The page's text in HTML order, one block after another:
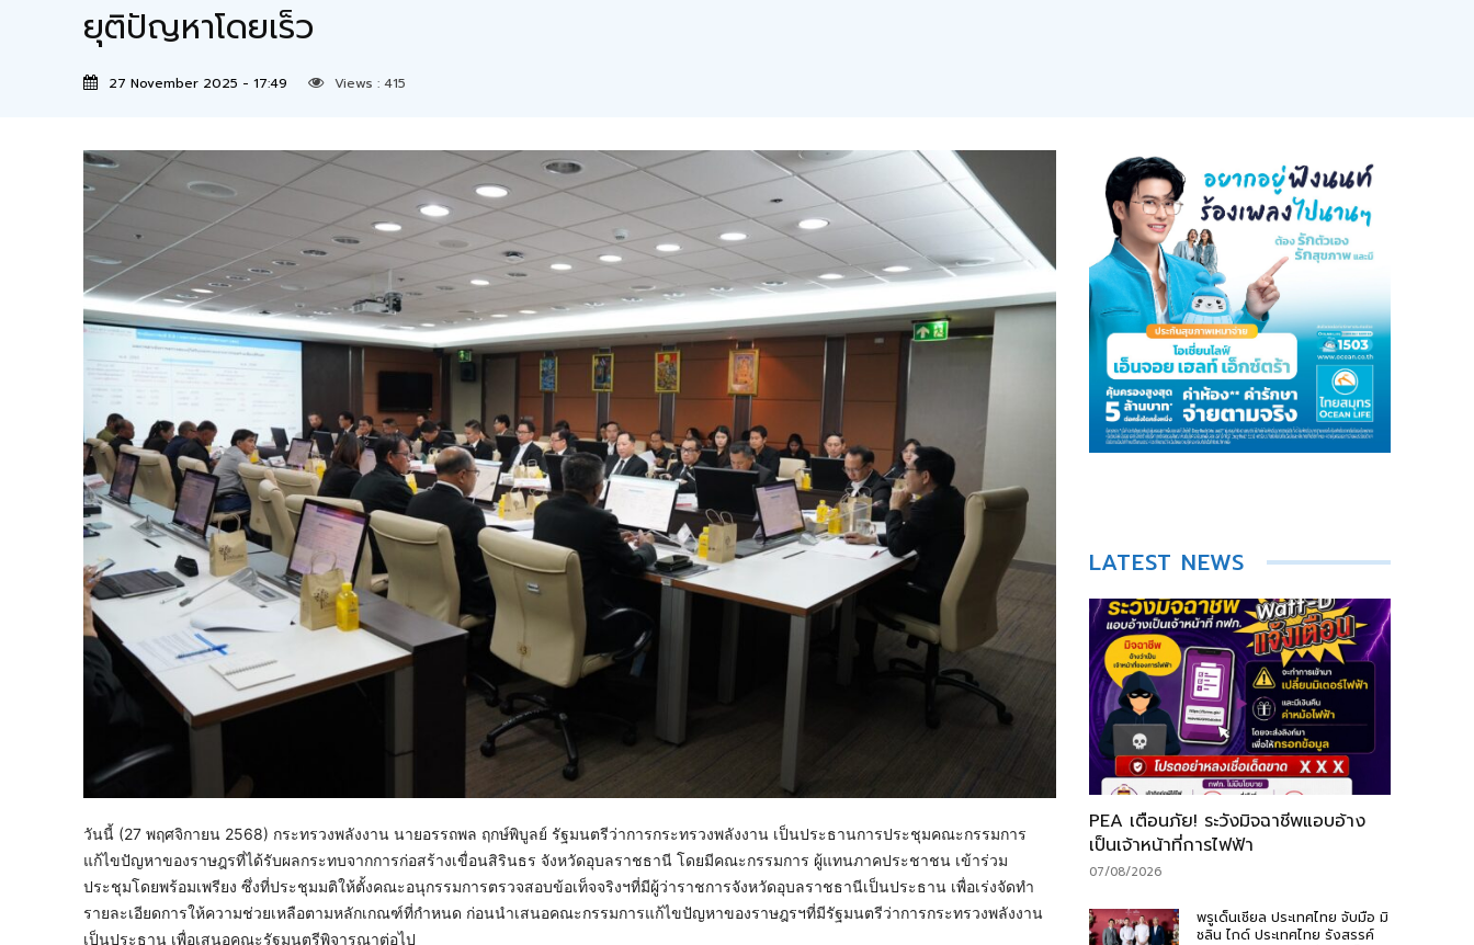
ยุติปัญหาโดยเร็ว
27 November 2025 - 17:49 Views : 415
วันนี้ (27 พฤศจิกายน 2568) กระทรวงพลังงาน นายอรรถพล ฤกษ์พิบูลย์ รัฐมนตรีว่าการกระทรวงพลังงาน เป็นประธานการประชุมคณะกรรมการ
แก้ไขปัญหาของราษฎรที่ได้รับผลกระทบจากการก่อสร้างเขื่อนสิรินธร จังหวัดอุบลราชธานี โดยมีคณะกรรมการ ผู้แทนภาคประชาชน เข้าร่วม
ประชุมโดยพร้อมเพรียง ซึ่งที่ประชุมมติให้ตั้งคณะอนุกรรมการตรวจสอบข้อเท็จจริงฯที่มีผู้ว่าราชการจังหวัดอุบลราชธานีเป็นประธาน เพื่อเร่งจัดทำ
รายละเอียดการให้ความช่วยเหลือตามหลักเกณฑ์ที่กำหนด ก่อนนำเสนอคณะกรรมการแก้ไขปัญหาของราษฎรฯที่มีรัฐมนตรีว่าการกระทรวงพลังงาน
เป็นประธาน เพื่อเสนอคณะรัฐมนตรีพิจารณาต่อไป
LATEST NEWS
PEA เตือนภัย! ระวังมิจฉาชีพแอบอ้าง
เป็นเจ้าหน้าที่การไฟฟ้า
07/08/2026
พรูเด็นเชียล ประเทศไทย จับมือ มิ
ชลิน ไกด์ ประเทศไทย รังสรรค์